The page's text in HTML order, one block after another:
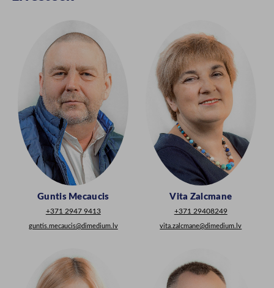
Guntis Mecaucis
+371 2947 9413
guntis.mecaucis@dimedium.lv
Vita Zalcmane
+371 29408249
vita.zalcmane@dimedium.lv